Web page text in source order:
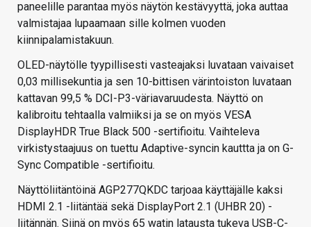
paneelille parantaa myös näytön kestävyyttä, joka auttaa
valmistajaa lupaamaan sille kolmen vuoden
kiinnipalamistakuun.
OLED-näytölle tyypillisesti vasteajaksi luvataan vaivaiset
0,03 millisekuntia ja sen 10-bittisen värintoiston luvataan
kattavan 99,5 % DCI-P3-väriavaruudesta. Näyttö on
kalibroitu tehtaalla valmiiksi ja se on myös VESA
DisplayHDR True Black 500 -sertifioitu. Vaihteleva
virkistystaajuus on tuettu Adaptive-syncin kauttta ja on G-
Sync Compatible -sertifioitu.
Näyttöliitäntöinä AGP277QKDC tarjoaa käyttäjälle kaksi
HDMI 2.1 -liitäntää sekä DisplayPort 2.1 (UHBR 20) -
liitännän. Siinä on myös 65 watin latausta tukeva USB-C-